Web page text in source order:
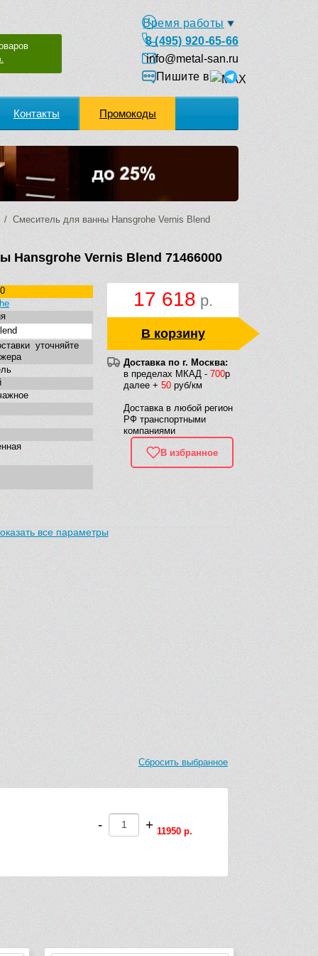
Время работы
8 (495) 920-65-66
info@metal-san.ru
Пишите в
Контакты Промокоды
/ Смеситель для ванны Hansgrohe Vernis Blend
Hansgrohe Vernis Blend 71466000
17 618 р.
В корзину
Доставка по г. Москва:
в пределах МКАД - 700р
далее + 50 руб/км
Доставка в любой регион
РФ транспортными
компаниями
В избранное
уточняйте
все параметры
Сбросить выбранное
- + 11950 р.